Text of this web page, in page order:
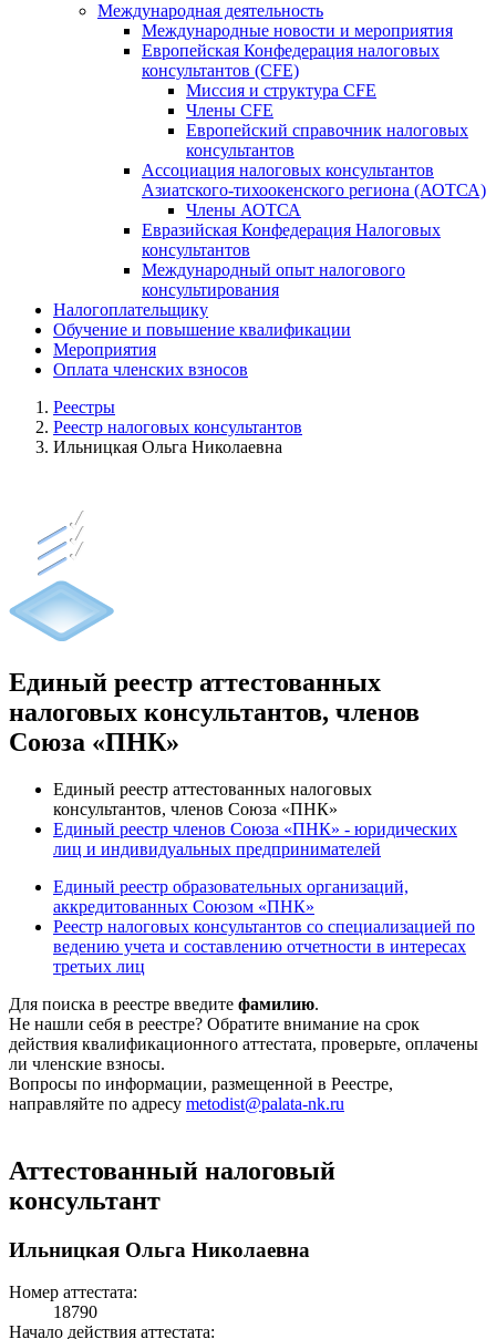
Международная деятельность
Международные новости и мероприятия
Европейская Конфедерация налоговых
консультантов (CFE)
Миссия и структура CFE
Члены CFE
Европейский справочник налоговых
консультантов
Ассоциация налоговых консультантов
Азиатского-тихоокенского региона (АОТСА)
Члены АОТСА
Евразийская Конфедерация Налоговых
консультантов
Международный опыт налогового
консультирования
Налогоплательщику
Обучение и повышение квалификации
Мероприятия
Оплата членских взносов
Реестры
Реестр налоговых консультантов
Ильницкая Ольга Николаевна
Единый реестр аттестованных
налоговых консультантов, членов
Союза «ПНК»
Единый реестр аттестованных налоговых
консультантов, членов Союза «ПНК»
Единый реестр членов Союза «ПНК» - юридических
лиц и индивидуальных предпринимателей
Единый реестр образовательных организаций,
аккредитованных Союзом «ПНК»
Реестр налоговых консультантов со специализацией по
ведению учета и составлению отчетности в интересах
третьих лиц
Для поиска в реестре введите фамилию.
Не нашли себя в реестре? Обратите внимание на срок
действия квалификационного аттестата, проверьте, оплачены
ли членские взносы.
Вопросы по информации, размещенной в Реестре,
направляйте по адресу metodist@palata-nk.ru
Аттестованный налоговый
консультант
Ильницкая Ольга Николаевна
Номер аттестата:
18790
Начало действия аттестата: